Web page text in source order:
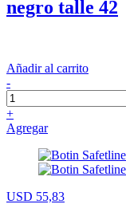
negro talle 42
Añadir al carrito
-
+
Agregar
USD 55,83